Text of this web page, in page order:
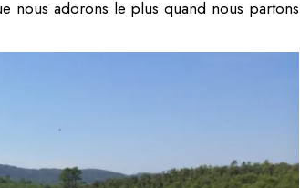
nous adorons le plus quand nous partons